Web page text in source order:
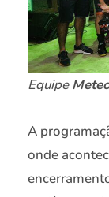
Equipe
A
onde